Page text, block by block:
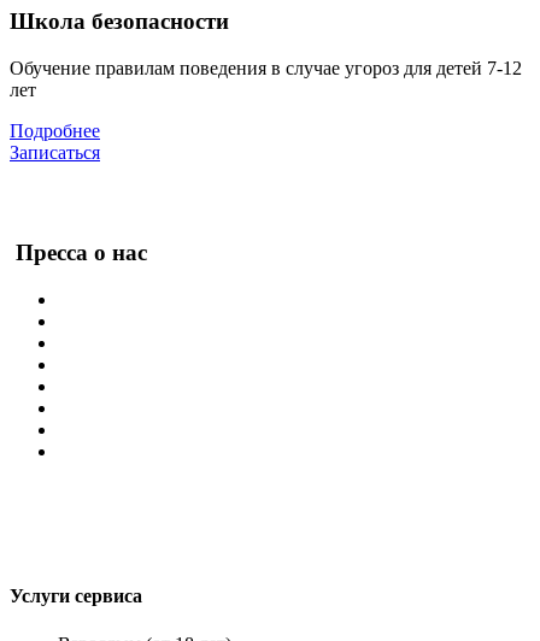
Школа безопасности
Обучение правилам поведения в случае угороз для детей 7-12
лет
Подробнее
Записаться
Пресса о нас
Услуги сервиса